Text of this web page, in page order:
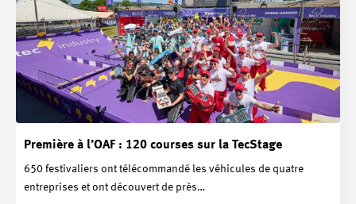
Première à l’OAF : 120 courses sur la TecStage
650 festivaliers ont télécommandé les véhicules de quatre
entreprises et ont découvert de près…